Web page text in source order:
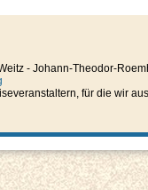
- Johann-Theodor-
für die wir